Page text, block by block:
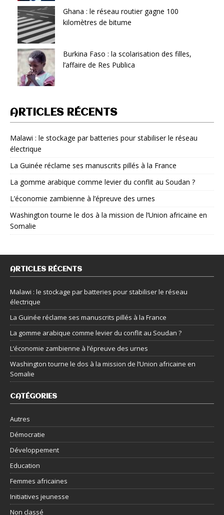
Ghana : le réseau routier gagne 100
kilomètres de bitume
Burkina Faso : la scolarisation des filles,
l’affaire de Res Publica
ARTICLES RÉCENTS
Malawi : le stockage par batteries pour stabiliser le réseau
électrique
La Guinée réclame ses manuscrits pillés à la France
La gomme arabique comme levier du conflit au Soudan ?
L’économie zambienne à l’épreuve des urnes
Washington tourne le dos à la mission de l’Union africaine en
Somalie
ARTICLES RÉCENTS
Malawi : le stockage par batteries pour stabiliser le réseau
électrique
La Guinée réclame ses manuscrits pillés à la France
La gomme arabique comme levier du conflit au Soudan ?
L’économie zambienne à l’épreuve des urnes
Washington tourne le dos à la mission de l’Union africaine en
Somalie
CATÉGORIES
Autres
Démocratie
Développement
Education
Femmes africaines
Initiatives jeunesse
Non classé